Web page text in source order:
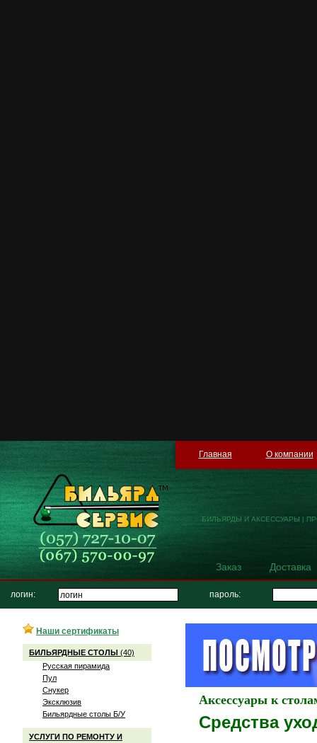
Главная О компании
БИЛЬЯРДЫ И АКСЕССУАРЫ |
Заказ Доставка
логин: пароль:
Наши сертификаты
БИЛЬЯРДНЫЕ СТОЛЫ (40)
Русская пирамида
Пул
Снукер
Эксклюзив
Бильярдные столы Б/У
УСЛУГИ ПО РЕМОНТУ И
Аксессуары к
Средства